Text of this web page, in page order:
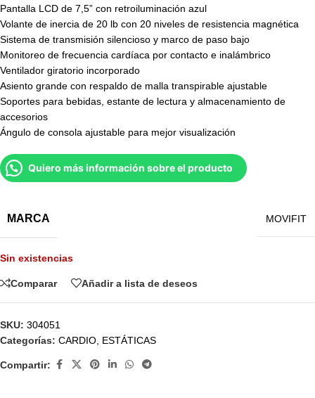
Pantalla LCD de 7,5” con retroiluminación azul
Volante de inercia de 20 lb con 20 niveles de resistencia magnética
Sistema de transmisión silencioso y marco de paso bajo
Monitoreo de frecuencia cardíaca por contacto e inalámbrico
Ventilador giratorio incorporado
Asiento grande con respaldo de malla transpirable ajustable
Soportes para bebidas, estante de lectura y almacenamiento de
accesorios
Ángulo de consola ajustable para mejor visualización
Quiero más información sobre el producto
MARCA MOVIFIT
Sin existencias
Comparar Añadir a lista de deseos
SKU: 304051
Categorías: CARDIO, ESTÁTICAS
Compartir: